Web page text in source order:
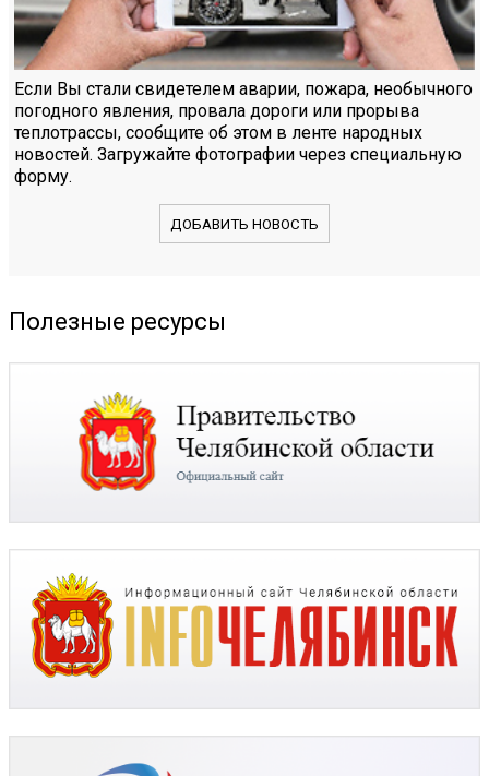
Если Вы стали свидетелем аварии, пожара, необычного
погодного явления, провала дороги или прорыва
теплотрассы, сообщите об этом в ленте народных
новостей. Загружайте фотографии через специальную
форму.
ДОБАВИТЬ НОВОСТЬ
Полезные ресурсы